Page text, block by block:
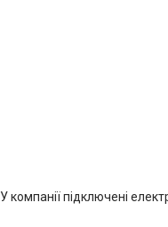
У компанії підключені